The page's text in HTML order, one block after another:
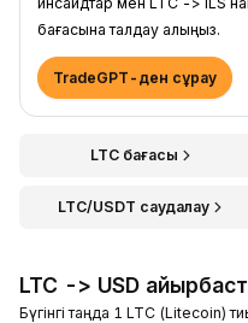
бағасына талдау алыңыз.
TradeGPT-ден сұрау
LTC бағасы
LTC/USDT саудалау
LTC -> USD
Бүгінгі таңда 1 LTC (Litecoin)